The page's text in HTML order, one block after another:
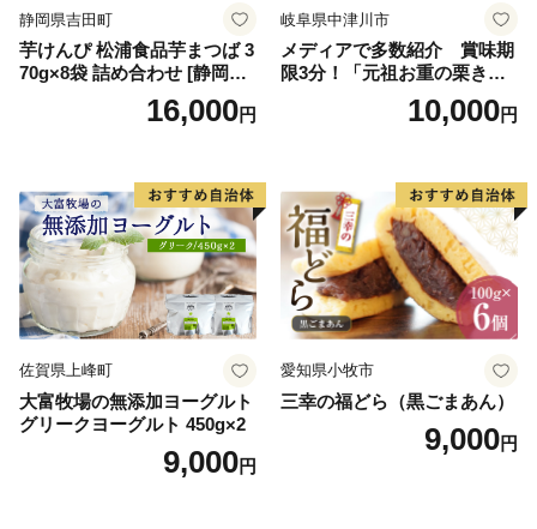
静岡県吉田町
芋けんぴ 松浦食品芋まつば 3
70g×8袋 詰め合わせ [静岡伊
勢丹(松浦食品) 静岡県 吉田町
22424274] 芋ケンピ セット
16,000円
岐阜県中津川市
メディアで多数紹介 賞味期
限3分！「元祖お重の栗きん
とんモンブラン」 【未来の
ご褒美】スイーツ 栗 モンブ
子 菓子 F4N-2298
10,000円
佐賀県上峰町
大富牧場の無添加ヨーグルト
グリークヨーグルト 450g×2
9,000円
愛知県小牧市
三幸の福どら（黒ごまあん）
9,000円